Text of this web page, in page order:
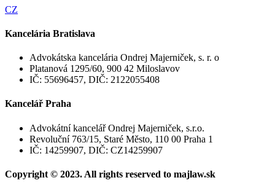
CZ
Kancelária Bratislava
Advokátska kancelária Ondrej Majerniček, s. r. o
Platanová 1295/60, 900 42 Miloslavov
IČ: 55696457, DIČ: 2122055408
Kancelář Praha
Advokátní kancelář Ondrej Majerniček, s.r.o.
Revoluční 763/15, Staré Město, 110 00 Praha 1
IČ: 14259907, DIČ: CZ14259907
Copyright © 2023. All rights reserved to majlaw.sk